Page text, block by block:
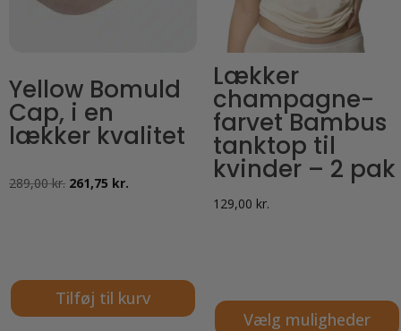
Yellow Bomuld
Cap, i en
lækker kvalitet
289,00kr. Den
261,75 kr.
Tilføj til kurv
Lækker
champagne-
farvet Bambus
tanktop til
kvinder – 2 pak
129,00 kr.
Vælg muligheder